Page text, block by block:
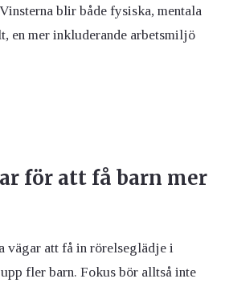
blir både fysiska, mentala
en mer inkluderande arbetsmiljö
för att få barn mer
vägar att få in rörelseglädje i
fler barn. Fokus bör alltså inte